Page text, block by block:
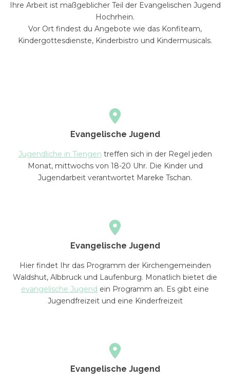
Ihre Arbeit ist maßgeblicher Teil der Evangelischen Jugend
Hochrhein.
Vor Ort findest du Angebote wie das Konfiteam,
Kindergottesdienste, Kinderbistro und Kindermusicals.
Evangelische Jugend
Jugendliche in Tiengen treffen sich in der Regel jeden
Monat, mittwochs von 18-20 Uhr. Die Kinder und
Jugendarbeit verantwortet Mareke Tschan.
Evangelische Jugend
Hier findet Ihr das Programm der Kirchengemeinden
Waldshut, Albbruck und Laufenburg. Monatlich bietet die
evangelische Jugend ein Programm an. Es gibt eine
Jugendfreizeit und eine Kinderfreizeit
Evangelische Jugend